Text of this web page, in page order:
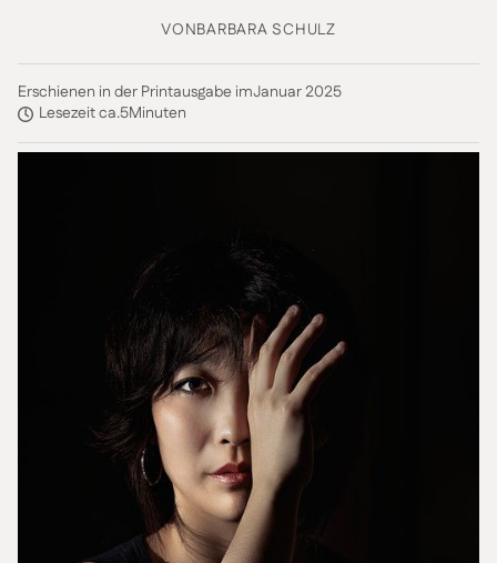
VONBARBARA SCHULZ
Erschienen in der Printausgabe imJanuar 2025
Lesezeit ca.5Minuten